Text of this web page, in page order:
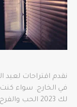
نقدم اقتراحات لعيد
في الخارج. سواء كنت
لك 2023